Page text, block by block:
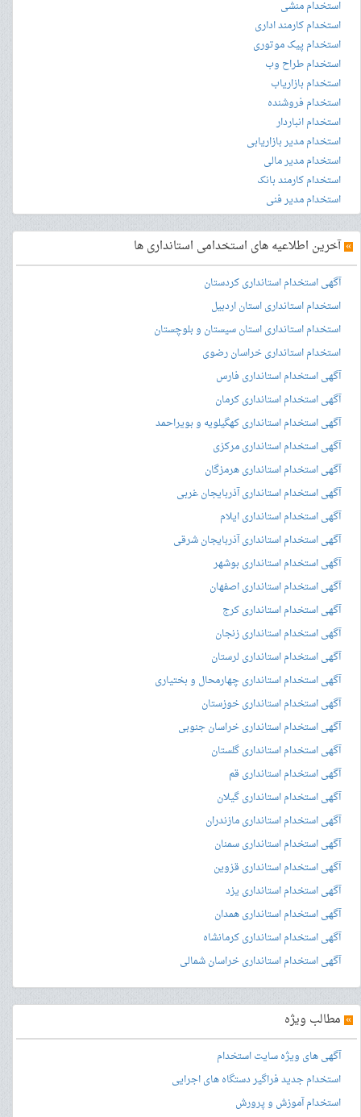
استخدام منشی
استخدام کارمند اداری
استخدام پیک موتوری
استخدام طراح وب
استخدام بازاریاب
استخدام فروشنده
استخدام انباردار
استخدام مدیر بازاریابی
استخدام مدیر مالی
استخدام کارمند بانک
استخدام مدیر فنی
»آخرین اطلاعیه های استخدامی استانداری ها
آگهی استخدام استانداری کردستان
استخدام استانداری استان اردبیل
استخدام استانداری استان سیستان و بلوچستان
استخدام استانداری خراسان رضوی
آگهی استخدام استانداری فارس
آگهی استخدام استانداری کرمان
آگهی استخدام استانداری کهگیلویه و بویراحمد
آگهی استخدام استانداری مرکزی
آگهی استخدام استانداری هرمزگان
آگهی استخدام استانداری آذربایجان غربی
آگهی استخدام استانداری ایلام
آگهی استخدام استانداری آذربایجان شرقی
آگهی استخدام استانداری بوشهر
آگهی استخدام استانداری اصفهان
آگهی استخدام استانداری کرج
آگهی استخدام استانداری زنجان
آگهی استخدام استانداری لرستان
آگهی استخدام استانداری چهارمحال و بختیاری
آگهی استخدام استانداری خوزستان
آگهی استخدام استانداری خراسان جنوبی
آگهی استخدام استانداری گلستان
آگهی استخدام استانداری قم
آگهی استخدام استانداری گیلان
آگهی استخدام استانداری مازندران
آگهی استخدام استانداری سمنان
آگهی استخدام استانداری قزوین
آگهی استخدام استانداری یزد
آگهی استخدام استانداری همدان
آگهی استخدام استانداری کرمانشاه
آگهی استخدام استانداری خراسان شمالی
» مطالب ویژه
آگهی های ویژه سایت استخدام
استخدام جدید فراگیر دستگاه های اجرایی
استخدام آموزش و پرورش